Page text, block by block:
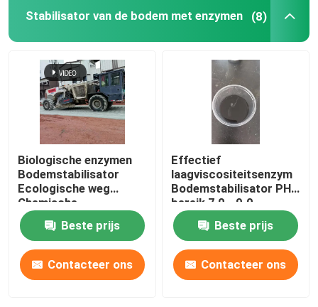
Waterhoudend middel
Grafeen bodemstabilisator
waterdicht middel
aanhangwagen concrete pomp
Natspuitmachine
Stabilisator van de bodem met enzymen (8)
Biologische enzymen
Bodemstabilisator
Ecologische weg
Chemische
bodemstabilisatie
Beste prijs
Contacteer ons
Effectief
laagviscositeitsenzym
Bodemstabilisator PH-
bereik 7,0 - 9.0
Beste prijs
Contacteer ons